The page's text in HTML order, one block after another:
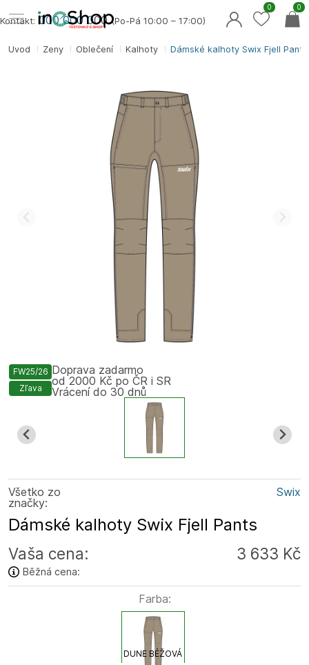
Úvod Ženy Oblečení Kalhoty Dámské kalhoty Swix Fjell Pants
FW25/26
Zľava
Všetko zo
značky:
Swix
Dámské kalhoty Swix Fjell Pants
Vaša cena: 3 633 Kč
Běžná cena:
Farba:
DUNE BÉŽOVÁ
Doprava zadarmo
od 2000 Kč po ČR i SR
Vrácení do 30 dnů
Kontakt: 000 000 000(Po-Pá 10:00 – 17:00)
0
0